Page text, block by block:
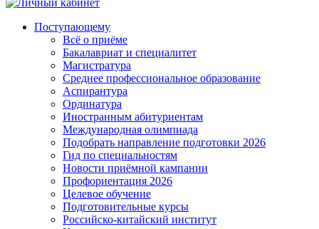
Поступающему
Всё о приёме
Бакалавриат и специалитет
Магистратура
Среднее профессиональное образование
Аспирантура
Ординатура
Иностранным абитуриентам
Международная олимпиада
Подобрать направление подготовки 2026
Гид по специальностям
Новости приёмной кампании
Профориентация 2026
Целевое обучение
Подготовительные курсы
Российско-китайский институт